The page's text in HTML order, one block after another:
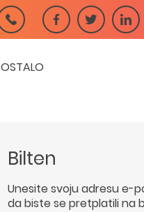
OSTALO
Bilten
Unesite svoju adresu e-
da biste se pretplatili na